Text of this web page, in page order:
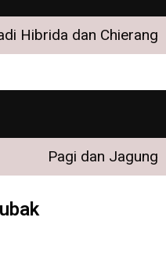
Hibrida dan Chierang
Pagi dan Jagung